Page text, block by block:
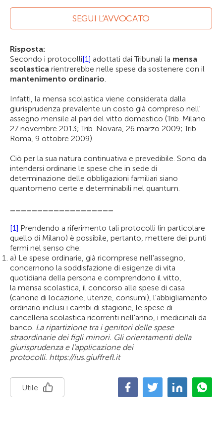
SEGUI L’AVVOCATO
Risposta:
Secondo i protocolli[1] adottati dai Tribunali la mensa
scolastica rientrerebbe nelle spese da sostenere con il
mantenimento ordinario.
Infatti, la mensa scolastica viene considerata dalla
giurisprudenza prevalente un costo già compreso nell'
assegno mensile al pari del vitto domestico (Trib. Milano
27 novembre 2013; Trib. Novara, 26 marzo 2009; Trib.
Roma, 9 ottobre 2009).
Ciò per la sua natura continuativa e prevedibile. Sono da
intendersi ordinarie le spese che in sede di
determinazione delle obbligazioni familiari siano
quantomeno certe e determinabili nel quantum.
___________________
[1] Prendendo a riferimento tali protocolli (in particolare
quello di Milano) è possibile, pertanto, mettere dei punti
fermi nel senso che:
a) Le spese ordinarie, già ricomprese nell'assegno,
concernono la soddisfazione di esigenze di vita
quotidiana della persona e comprendono il vitto,
la mensa scolastica, il concorso alle spese di casa
(canone di locazione, utenze, consumi), l'abbigliamento
ordinario inclusi i cambi di stagione, le spese di
cancelleria scolastica ricorrenti nell'anno, i medicinali da
banco. La ripartizione tra i genitori delle spese
straordinarie dei figli minori. Gli orientamenti della
giurisprudenza e l'applicazione dei
protocolli. https://ius.giuffrefl.it
Utile